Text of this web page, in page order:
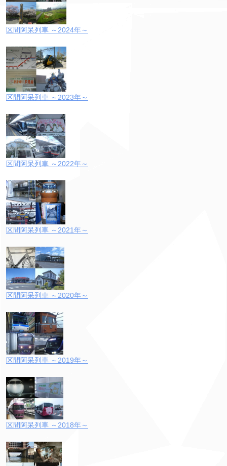
区間阿呆列車 ～2024年～
区間阿呆列車 ～2023年～
区間阿呆列車 ～2022年～
区間阿呆列車 ～2021年～
区間阿呆列車 ～2020年～
区間阿呆列車 ～2019年～
区間阿呆列車 ～2018年～